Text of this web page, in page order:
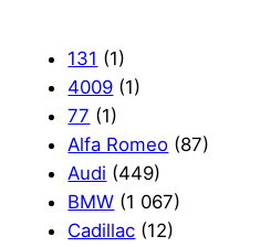
131 (1)
4009 (1)
77 (1)
Alfa Romeo (87)
Audi (449)
BMW (1 067)
Cadillac (12)